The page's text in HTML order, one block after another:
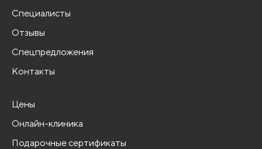
Специалисты
Отзывы
Спецпредложения
Контакты
Цены
Онлайн-клиника
Подарочные сертификаты